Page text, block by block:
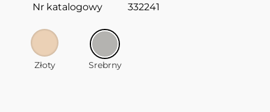
Nr katalogowy 332241
Złoty Srebrny